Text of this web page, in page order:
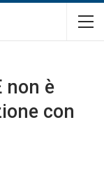
non è
con